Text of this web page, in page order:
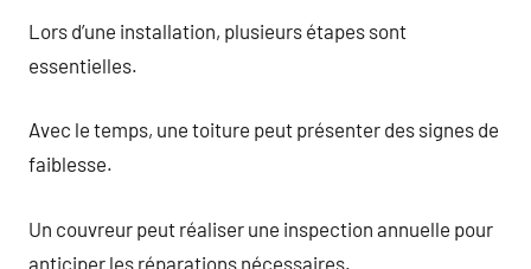
Lors d’une installation, plusieurs étapes sont
essentielles.
Avec le temps, une toiture peut présenter des signes de
faiblesse.
Un couvreur peut réaliser une inspection annuelle pour
anticiper les réparations nécessaires.